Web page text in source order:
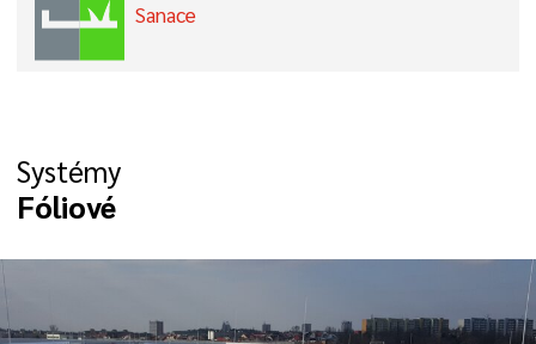
Sanace
Systémy
Fóliové